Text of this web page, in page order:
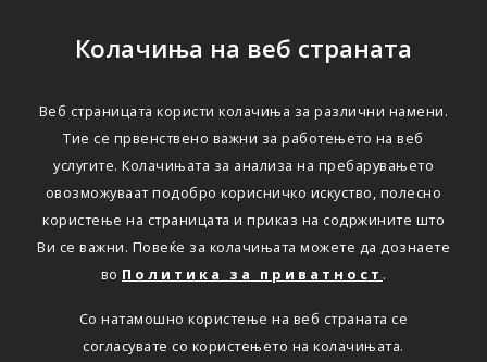
Колачиња на веб страната
Веб страницата користи колачиња за различни намени.
Тие се првенствено важни за работењето на веб
услугите. Колачињата за анализа на пребарувањето
овозможуваат подобро корисничко искуство, полесно
користење на страницата и приказ на содржините што
Ви се важни. Повеќе за колачињата можете да дознаете
во Политика за приватност .
Со натамошно користење на веб страната се
согласувате со користењето на колачињата.